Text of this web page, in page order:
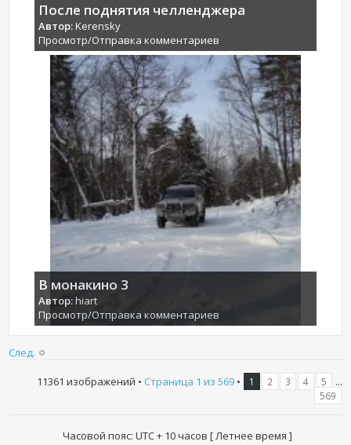
После поднятия челленджера
Автор:Kerensky
Просмотр/Отправка комментариев
В монакино 3
Автор:hiart
Просмотр/Отправка комментариев
След.
11361 изображений • Страница 1 из 569• 1 2 3 4 5 ...
569
Часовой пояс: UTC + 10 часов [ Летнее время ]